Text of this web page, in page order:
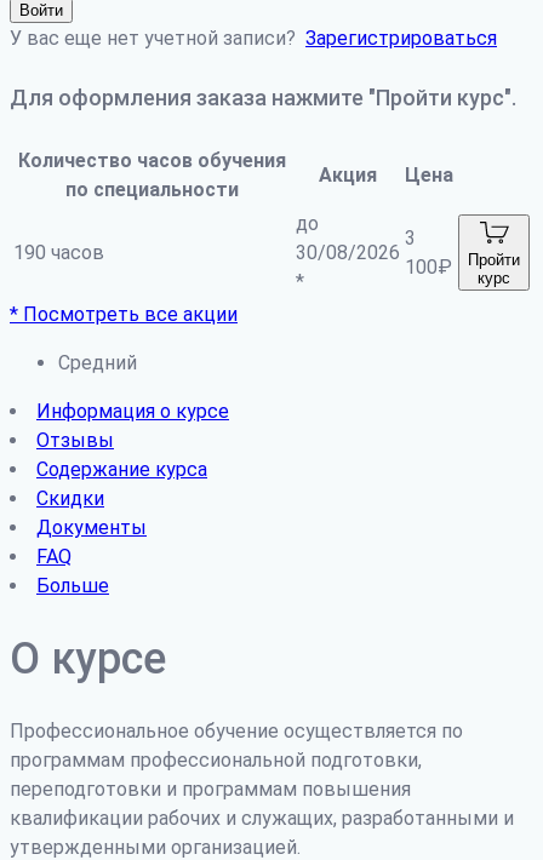
Войти
У вас еще нет учетной записи? Зарегистрироваться
Для оформления заказа нажмите "Пройти курс".
Количество часов обучения
по специальности
Акция Цена
190 часов
до
30/08/2026
*
3
100₽
Пройти
курс
* Посмотреть все акции
Средний
Информация о курсе
Отзывы
Содержание курса
Скидки
Документы
FAQ
Больше
О курсе
Профессиональное обучение осуществляется по
программам профессиональной подготовки,
переподготовки и программам повышения
квалификации рабочих и служащих, разработанными и
утвержденными организацией.